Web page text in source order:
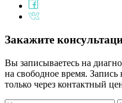
Закажите
Вы записываетесь на
на свободное время.
только через контактный